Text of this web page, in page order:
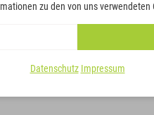
Stäbe
zu den von uns
Datenschutz Impressum